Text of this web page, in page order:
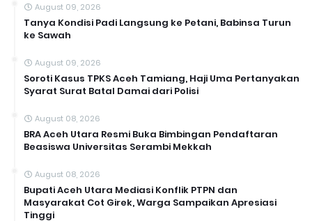
August 09, 2026
Tanya Kondisi Padi Langsung ke Petani, Babinsa Turun
ke Sawah
August 09, 2026
Soroti Kasus TPKS Aceh Tamiang, Haji Uma Pertanyakan
Syarat Surat Batal Damai dari Polisi
August 08, 2026
BRA Aceh Utara Resmi Buka Bimbingan Pendaftaran
Beasiswa Universitas Serambi Mekkah
August 08, 2026
Bupati Aceh Utara Mediasi Konflik PTPN dan
Masyarakat Cot Girek, Warga Sampaikan Apresiasi
Tinggi